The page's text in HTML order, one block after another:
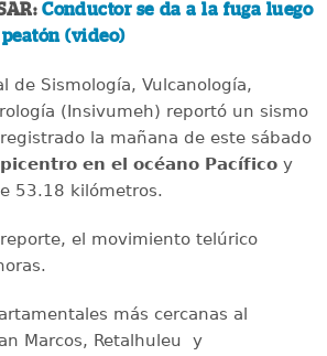
Conductor se da a la fuga luego
(video)
de Sismología, Vulcanología,
(Insivumeh) reportó un sismo
la mañana de este sábado
en el océano Pacíficoy
53.18 kilómetros.
el movimiento telúrico
más cercanas al
Marcos, Retalhuleu y